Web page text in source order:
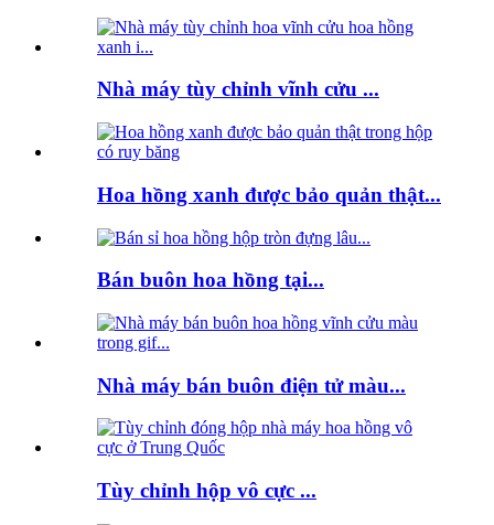
Nhà máy tùy chỉnh vĩnh cửu ...
Hoa hồng xanh được bảo quản thật...
Bán buôn hoa hồng tại...
Nhà máy bán buôn điện tử màu...
Tùy chỉnh hộp vô cực ...